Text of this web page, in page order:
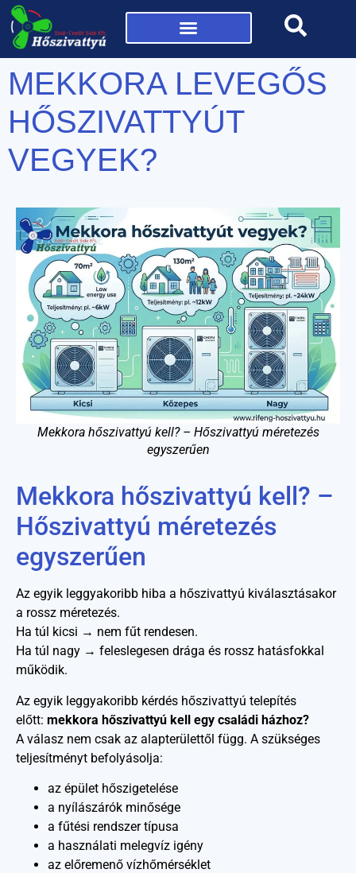
MEKKORA LEVEGŐS
HŐSZIVATTYÚT
VEGYEK?
Mekkora hőszivattyú kell? – Hőszivattyú méretezés
egyszerűen
Mekkora hőszivattyú kell? –
Hőszivattyú méretezés
egyszerűen
Az egyik leggyakoribb hiba a hőszivattyú kiválasztásakor
a rossz méretezés.
Ha túl kicsi → nem fűt rendesen.
Ha túl nagy → feleslegesen drága és rossz hatásfokkal
működik.
Az egyik leggyakoribb kérdés hőszivattyú telepítés
előtt: mekkora hőszivattyú kell egy családi házhoz?
A válasz nem csak az alapterülettől függ. A szükséges
teljesítményt befolyásolja:
az épület hőszigetelése
a nyílászárók minősége
a fűtési rendszer típusa
a használati melegvíz igény
az előremenő vízhőmérséklet